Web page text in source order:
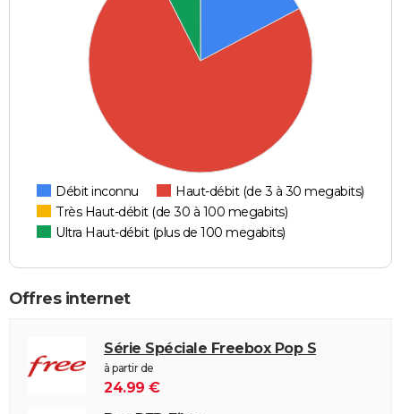
Débit inconnu
Haut-débit (de 3 à 30 megabits)
Très Haut-débit (de 30 à 100 megabits)
Ultra Haut-débit (plus de 100 megabits)
Offres internet
Série Spéciale Freebox Pop S
à partir de
24.99 €